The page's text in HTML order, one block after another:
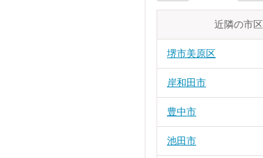
近隣の市区
堺市美原区
岸和田市
豊中市
池田市